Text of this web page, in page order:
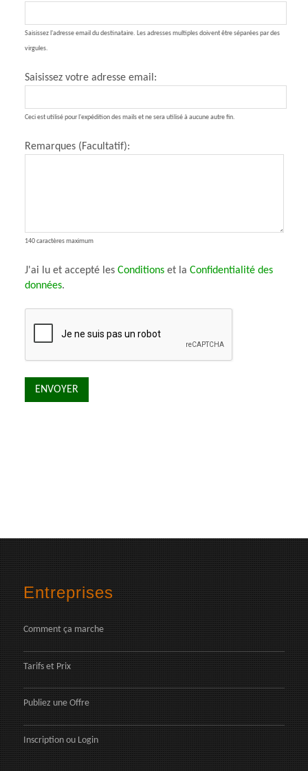
Saisissez l'adresse email du destinataire. Les adresses multiples doivent être séparées par des
virgules.
Saisissez votre adresse email:
Ceci est utilisé pour l'expédition des mails et ne sera utilisé à aucune autre fin.
Remarques (Facultatif):
140 caractères maximum
J'ai lu et accepté les Conditions et la Confidentialité des
données.
Entreprises
Comment ça marche
Tarifs et Prix
Publiez une Offre
Inscription ou Login